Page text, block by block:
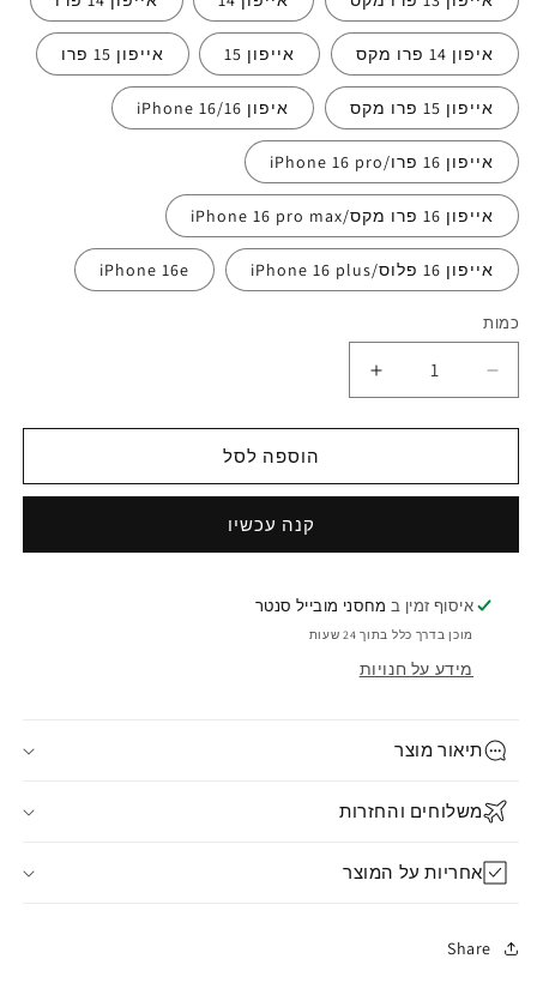
איפון 14 פרו מקס אייפון 15 אייפון 15 פרו
אייפון 15 פרו מקס איפון 16/iPhone 16
אייפון 16 פרו/iPhone 16 pro
אייפון 16 פרו מקס/iPhone 16 pro max
אייפון 16 פלוס/iPhone 16 plus iPhone 16e
כמות
הוספה לסל
קנה עכשיו
איסוף זמין ב מחסני מובייל סנטר
מוכן בדרך כלל בתוך 24 שעות
מידע על חנויות
תיאור מוצר
משלוחים והחזרות
אחריות על המוצר
Share